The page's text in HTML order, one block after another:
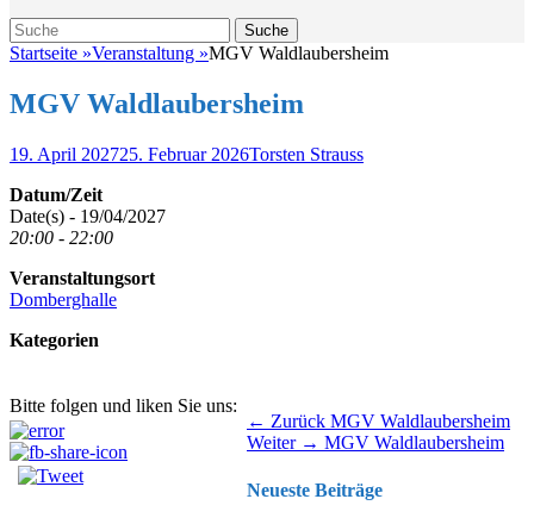
Suche
Suche
nach:
Startseite »Veranstaltung »MGV Waldlaubersheim
MGV Waldlaubersheim
Veröffentlicht
19. April 202725. Februar 2026Autor
Torsten Strauss
Datum/Zeit
Date(s) - 19/04/2027
20:00 - 22:00
Veranstaltungsort
Domberghalle
Kategorien
Bitte folgen und liken Sie uns:
Beitragsnavigation ← Zurück Vorhergehender
Beitrag:
MGV Waldlaubersheim
Weiter → Nächster
MGV Waldlaubersheim
Neueste Beiträge